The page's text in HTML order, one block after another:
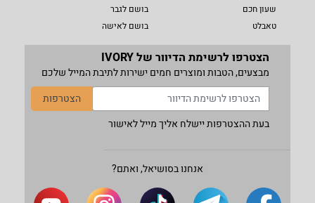
שעון חכם
טאבלט
בושם לגבר
בושם לאישה
הצטרפו לרשימת הדיוור של IVORY
מבצעים, הטבות ומוצרים חמים ישירות לתיבת המייל שלכם
הצטרפות
בעת ההצטרפות יישלח אליך מייל לאישור
אנחנו בסושיאל, ואתם?